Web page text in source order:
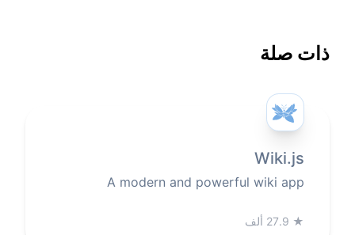
ذات صلة
Wiki.js
A modern and powerful wiki app
★ 27.9 ألف